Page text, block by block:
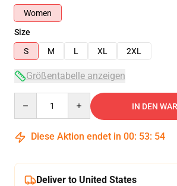
Women
Size
S
M L XL 2XL
Größentabelle anzeigen
IN DEN
Diese Aktion endet in 00: 53: 53
Deliver to United States